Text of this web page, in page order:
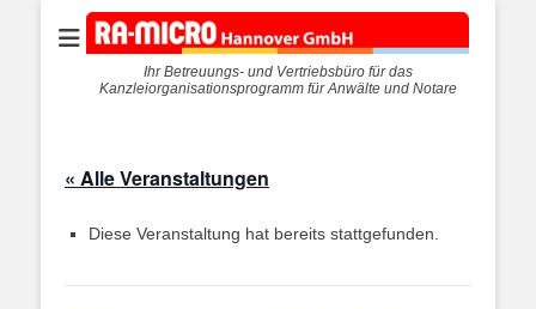
Ihr Betreuungs- und Vertriebsbüro für das
Kanzleiorganisationsprogramm für Anwälte und Notare
« Alle Veranstaltungen
Diese Veranstaltung hat bereits stattgefunden.